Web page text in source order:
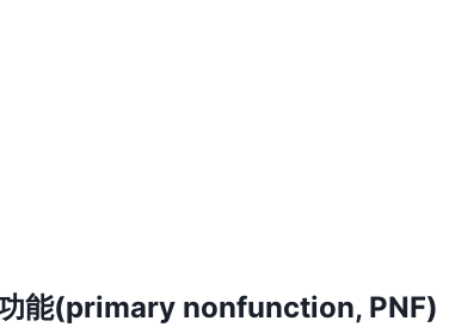
能(primary nonfunction, PNF)